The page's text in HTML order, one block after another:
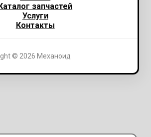
запчастей
Услуги
Контакты
© 2026 Механоид